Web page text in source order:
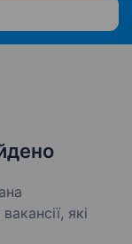
які